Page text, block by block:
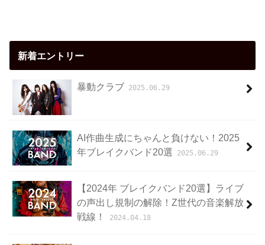
新着エントリー
暴動クラブ 2025.06.29
AI作曲生成にちゃんと負けない！2025
年ブレイクバンド20選
2025.06.29
【2024年 ブレイクバンド20選】ライブ
の声出し規制の解除！Z世代の音楽解放
戦線！
2024.04.18